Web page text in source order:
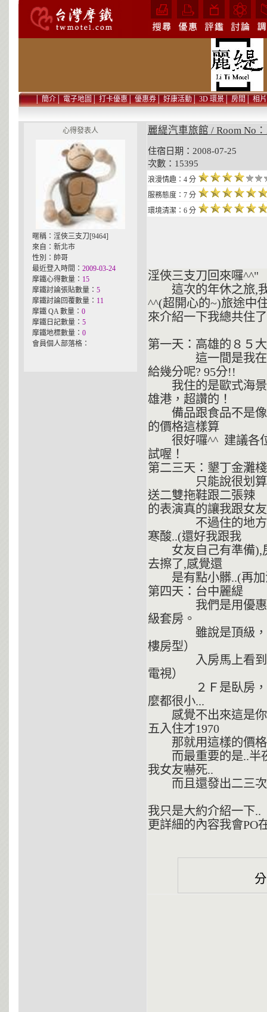
│簡介│電子地圖│打卡優惠│優惠券│好康活動│3D 環景│房間│相片
心得發表人
暱稱：淫俠三支刀[9464]
來自：新北市
性別：帥哥
最近登入時間： 2009-03-24
摩鐵心得數量： 15
摩鐵討論張貼數量： 5
摩鐵討論回覆數量： 11
摩鐵 QA 數量： 0
摩鐵日記數量： 5
摩鐵地標數量： 0
會員個人部落格：
麗緹汽車旅館 / Room No
住宿日期：2008-07-25
次數：15395
浪漫情趣：4 分
服務態度：7 分
環境清潔：6 分
淫俠三支刀回來囉^^"
這次的年休之旅,我
^^(超開心的~)旅途中
來介紹一下我總共住
第一天：高雄的８５
這一間是我在網
給幾分呢? 95分!!
我住的是歐式海景
雄港，超讚的！
備品跟食品不是像
的價格這樣算
很好囉^^ 建議各位
試喔！
第二三天：墾丁金灘
只能說很划算的
送二雙拖鞋跟二張
的表演真的讓我跟女
不過住的地方就
寒酸..(還好我跟我
女友自己有準備),
去擦了,感覺還
是有點小髒..(再加
第四天：台中麗緹
我們是用優惠卷
級套房。
雖說是頂級，還
樓房型）
入房馬上看到一
電視）
２Ｆ是臥房，然
麼都很小...
感覺不出來這是你
五入住才1970
那就用這樣的價格
而最重要的是..半夜
我女友嚇死..
而且還發出二三次
我只是大約介紹一下..
更詳細的內容我會PO